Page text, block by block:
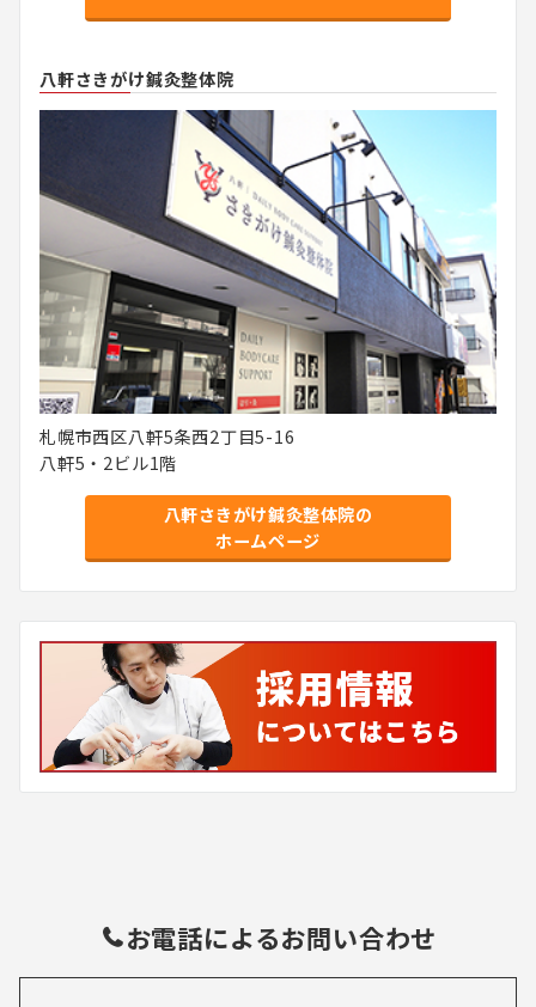
八軒さきがけ鍼灸整体院
札幌市西区八軒5条西2丁目5-16
八軒5・2ビル1階
八軒さきがけ鍼灸整体院の
ホームページ
お電話によるお問い合わせ